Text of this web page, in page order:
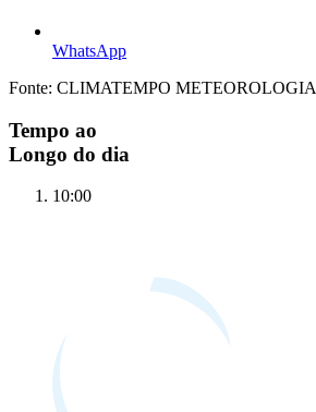
WhatsApp
Fonte: CLIMATEMPO METEOROLOGIA
Tempo ao
Longo do dia
10:00